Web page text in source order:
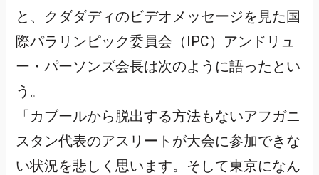
と、クダダディのビデオメッセージを見た国
際パラリンピック委員会（IPC）アンドリュ
ー・パーソンズ会長は次のように語ったとい
う。
「カブールから脱出する方法もないアフガニ
スタン代表のアスリートが大会に参加できな
い状況を悲しく思います。そして東京になん